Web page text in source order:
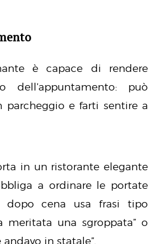
è capace di rendere
dell’appuntamento: può
parcheggio e farti sentire a
in un ristorante elegante
a ordinare le portate
dopo cena usa frasi tipo
meritata una sgroppata” o
in statale”.